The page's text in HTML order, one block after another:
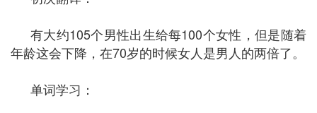
有大约105个男性出生给每100个女性，但是随着
年龄这会下降，在70岁的时候女人是男人的两倍了。
单词学习：